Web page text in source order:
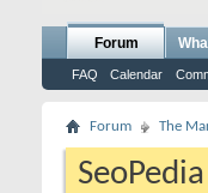
Forum
FAQ Calendar
Forum The